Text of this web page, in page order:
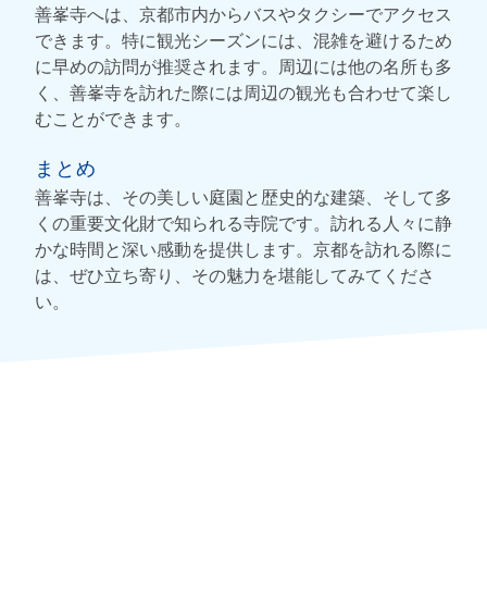
善峯寺へは、京都市内からバスやタクシーでアクセス
できます。特に観光シーズンには、混雑を避けるため
に早めの訪問が推奨されます。周辺には他の名所も多
く、善峯寺を訪れた際には周辺の観光も合わせて楽し
むことができます。
まとめ
善峯寺は、その美しい庭園と歴史的な建築、そして多
くの重要文化財で知られる寺院です。訪れる人々に静
かな時間と深い感動を提供します。京都を訪れる際に
は、ぜひ立ち寄り、その魅力を堪能してみてくださ
い。